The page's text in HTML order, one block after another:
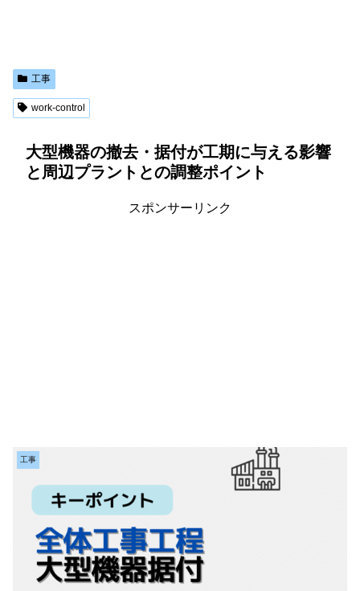
工事
work-control
大型機器の撤去・据付が工期に与える影響
と周辺プラントとの調整ポイント
スポンサーリンク
工事